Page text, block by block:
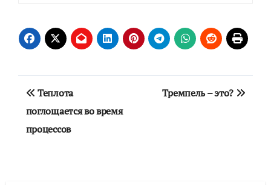
Навигация
по
записям
Теплота
поглощается во время
процессов
Тремпель – это?